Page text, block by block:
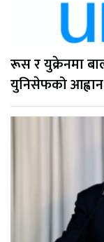
रूस र युक्रेनमा
युनिसेफको आह्वान